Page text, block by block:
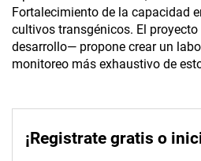
Fortalecimiento de la capacidad
cultivos transgénicos. El
desarrollo— propone crear un
monitoreo más exhaustivo de
¡Registrate gratis o